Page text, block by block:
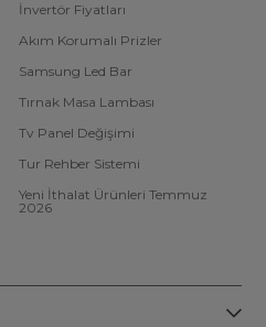
İnvertör Fiyatları
Akım Korumalı Prizler
Samsung Led Bar
Tırnak Masa Lambası
Tv Panel Değişimi
Tur Rehber Sistemi
Yeni İthalat Ürünleri Temmuz
2026